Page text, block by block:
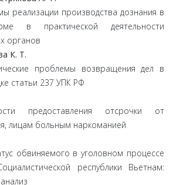
реализации производства дознания в
в практической деятельности
органов
К. Т.
проблемы возвращения дел в
статьи 237 УПК РФ
предоставления отсрочки от
лицам больным наркоманией
обвиняемого в уголовном процессе
республики Вьетнам: